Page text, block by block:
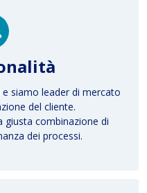
siamo leader di mercato
del cliente.
giusta combinazione di
dei processi.